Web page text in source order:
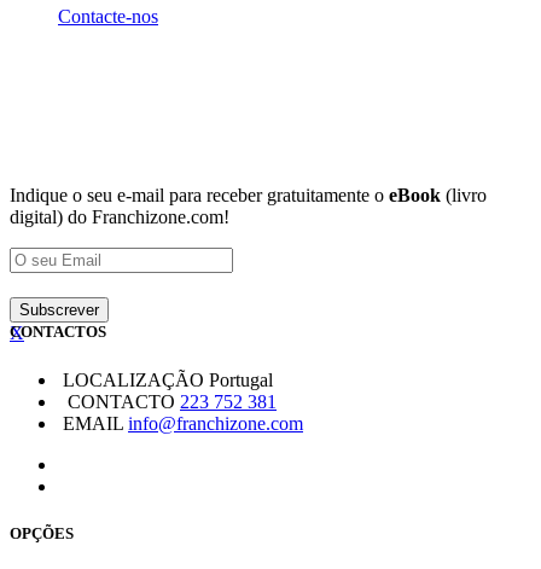
Contacte-nos
Indique o seu e-mail para receber gratuitamente o eBook (livro
digital) do Franchizone.com!
X
CONTACTOS
LOCALIZAÇÃO Portugal
CONTACTO 223 752 381
EMAIL info@franchizone.com
OPÇÕES